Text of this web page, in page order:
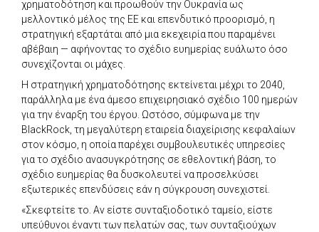
χρηματοδότηση και προωθούν την Ουκρανία ως
μελλοντικό μέλος της ΕΕ και επενδυτικό προορισμό, η
στρατηγική εξαρτάται από μια εκεχειρία που παραμένει
αβέβαιη — αφήνοντας το σχέδιο ευημερίας ευάλωτο όσο
συνεχίζονται οι μάχες.
Η στρατηγική χρηματοδότησης εκτείνεται μέχρι το 2040,
παράλληλα με ένα άμεσο επιχειρησιακό σχέδιο 100 ημερών
για την έναρξη του έργου. Ωστόσο, σύμφωνα με την
BlackRock, τη μεγαλύτερη εταιρεία διαχείρισης κεφαλαίων
στον κόσμο, η οποία παρέχει συμβουλευτικές υπηρεσίες
για το σχέδιο ανασυγκρότησης σε εθελοντική βάση, το
σχέδιο ευημερίας θα δυσκολευτεί να προσελκύσει
εξωτερικές επενδύσεις εάν η σύγκρουση συνεχιστεί.
«Σκεφτείτε το. Αν είστε συνταξιοδοτικό ταμείο, είστε
υπεύθυνοι έναντι των πελατών σας, των συνταξιούχων